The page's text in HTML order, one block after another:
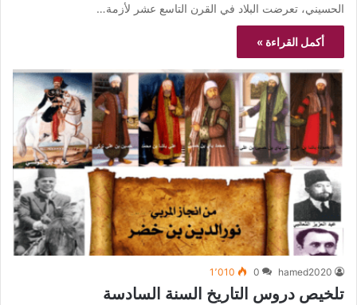
الحسيني، تعرضت البلاد في القرن التاسع عشر لأزمة…
أكمل القراءة »
hamed2020
0 1٬010
تلخيص دروس التاريخ السنة السادسة